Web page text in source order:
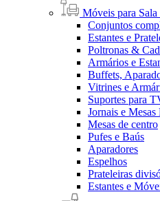
Móveis para Sala
Conjuntos
Estantes e
Poltronas &
Armários e
Buffets,
Vitrines e
Suportes para
Jornais e Mesas
Mesas de centro
Pufes e Baús
Aparadores
Espelhos
Prateleiras
Estantes e